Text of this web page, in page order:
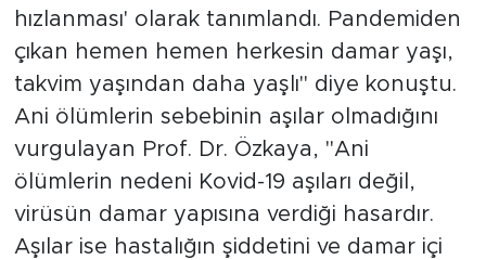
hızlanması' olarak tanımlandı. Pandemiden
çıkan hemen hemen herkesin damar yaşı,
takvim yaşından daha yaşlı" diye konuştu.
Ani ölümlerin sebebinin aşılar olmadığını
vurgulayan Prof. Dr. Özkaya, "Ani
ölümlerin nedeni Kovid-19 aşıları değil,
virüsün damar yapısına verdiği hasardır.
Aşılar ise hastalığın şiddetini ve damar içi